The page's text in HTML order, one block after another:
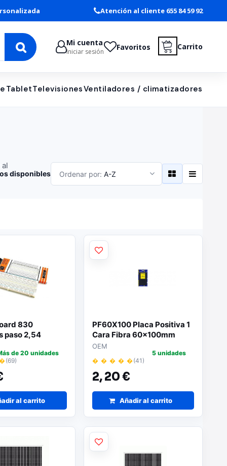
Atención al cliente 655 84 59 92
Mi cuenta
Iniciar sesión Favoritos Carrito
TabletTelevisionesVentiladores / climatizadores
disponibles Ordenar por: A-Z
830
paso 2,54
(69)
de 20 unidades
al carrito
PF60X100 Placa Positiva 1
Cara Fibra 60x100mm
OEM
� � � � �(41)
2,20 €
5 unidades
Añadir al carrito